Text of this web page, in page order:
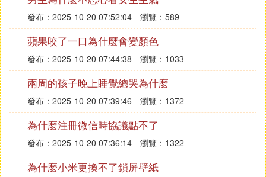
發布：2025-10-20 07:52:04 瀏覽：589
蘋果咬了一口為什麼會變顏色
發布：2025-10-20 07:44:38 瀏覽：1033
兩周的孩子晚上睡覺總哭為什麼
發布：2025-10-20 07:39:46 瀏覽：1372
為什麼注冊微信時協議點不了
發布：2025-10-20 07:36:14 瀏覽：1322
為什麼小米更換不了鎖屏壁紙